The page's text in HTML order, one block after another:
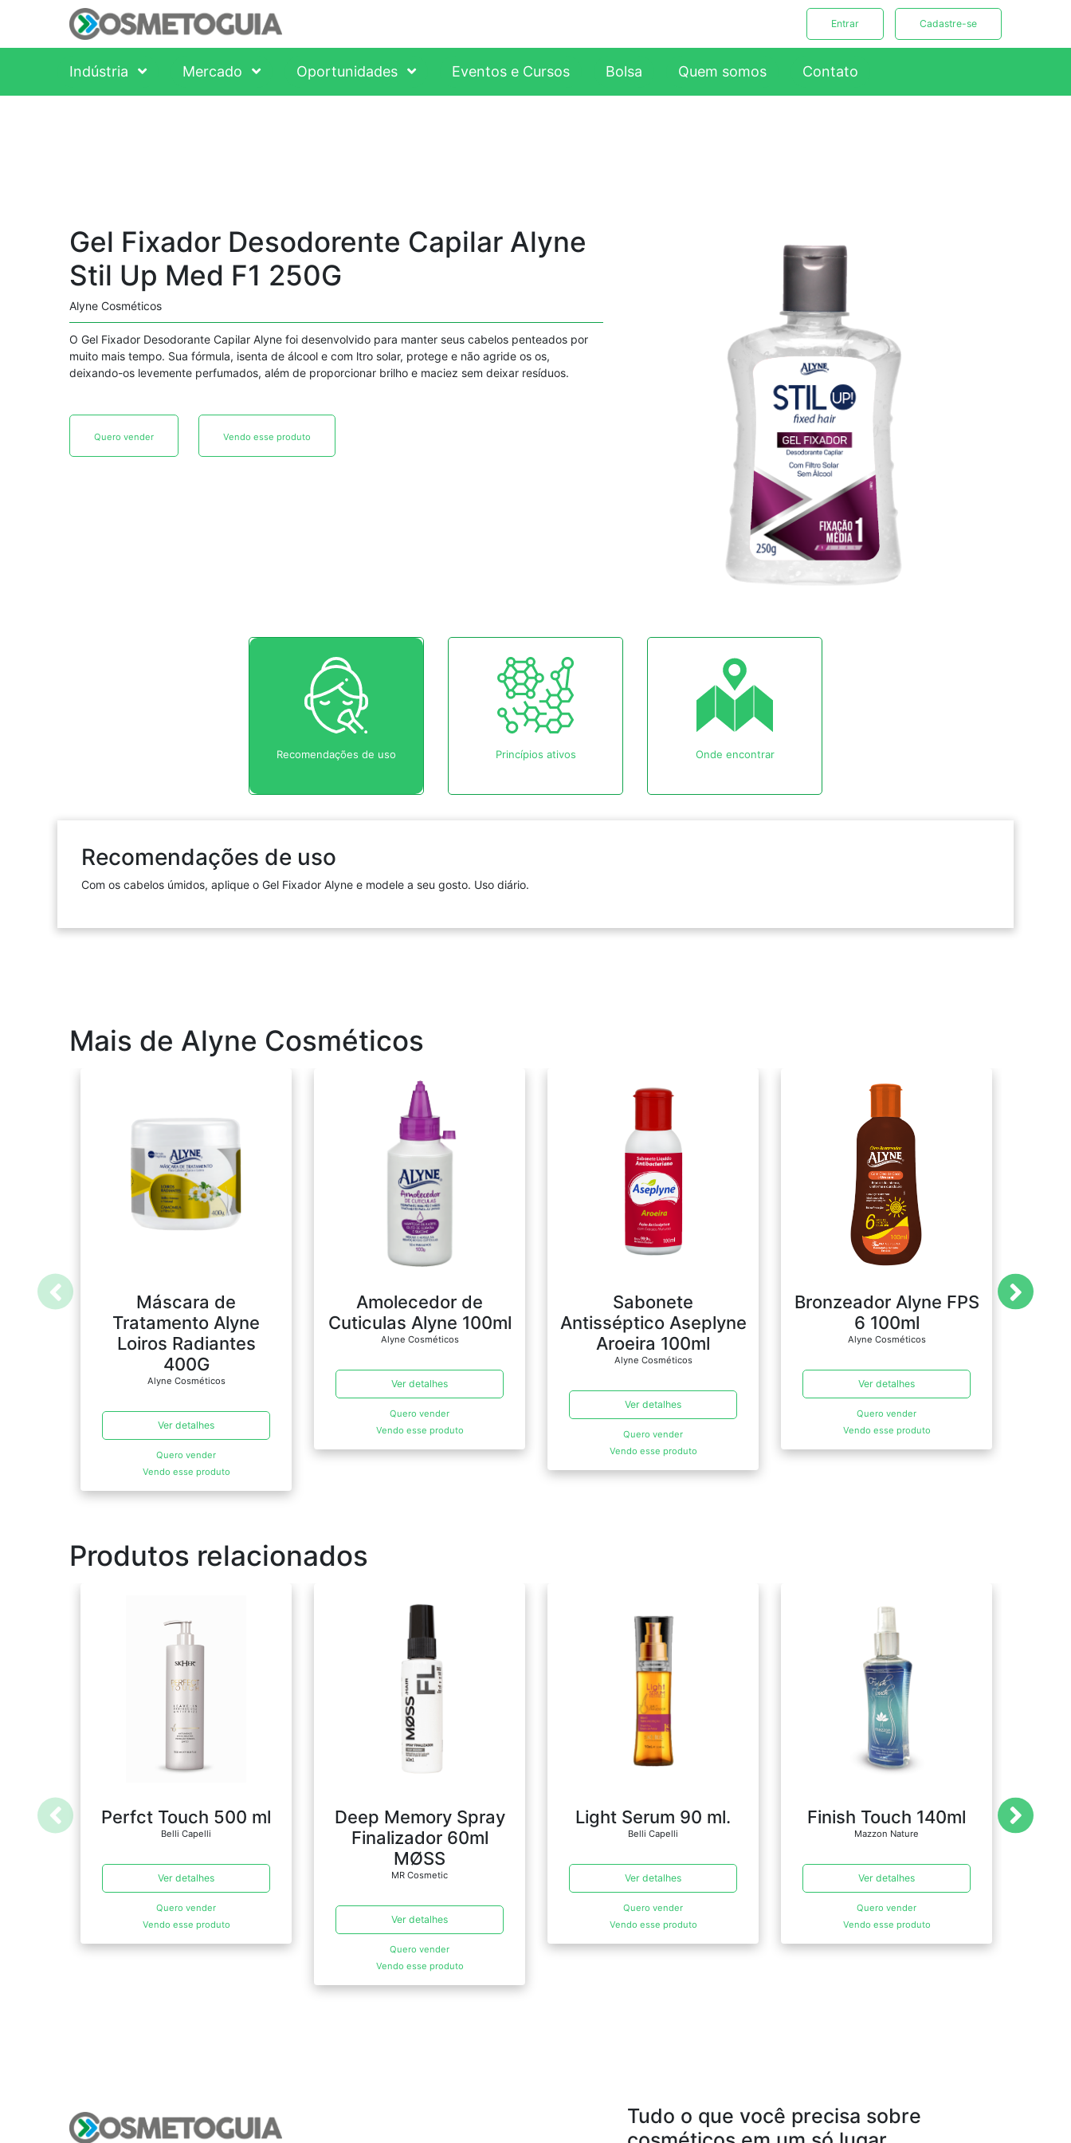
Entrar Cadastre-se
Indústria Mercado Oportunidades Eventos e Cursos Bolsa Quem somos Contato
Gel Fixador Desodorente Capilar Alyne
Stil Up Med F1 250G
Alyne Cosméticos
O Gel Fixador Desodorante Capilar Alyne foi desenvolvido para manter seus cabelos penteados por
muito mais tempo. Sua fórmula, isenta de álcool e com ltro solar, protege e não agride os os,
deixando-os levemente perfumados, além de proporcionar brilho e maciez sem deixar resíduos.
Quero vender Vendo esse produto
Recomendações de uso Princípios ativos Onde encontrar
Recomendações de uso
Com os cabelos úmidos, aplique o Gel Fixador Alyne e modele a seu gosto. Uso diário.
Mais de Alyne Cosméticos
Máscara de
Tratamento Alyne
Loiros Radiantes
400G
Alyne Cosméticos
Ver detalhes
Quero vender
Vendo esse produto
Amolecedor de
Cuticulas Alyne 100ml
Alyne Cosméticos
Ver detalhes
Quero vender
Vendo esse produto
Sabonete
Antisséptico Aseplyne
Aroeira 100ml
Alyne Cosméticos
Ver detalhes
Quero vender
Vendo esse produto
Bronzeador Alyne FPS
6 100ml
Alyne Cosméticos
Ver detalhes
Quero vender
Vendo esse produto
Produtos relacionados
Perfct Touch 500 ml
Belli Capelli
Ver detalhes
Quero vender
Vendo esse produto
Deep Memory Spray
Finalizador 60ml
MØSS
MR Cosmetic
Ver detalhes
Quero vender
Vendo esse produto
Light Serum 90 ml.
Belli Capelli
Ver detalhes
Quero vender
Vendo esse produto
Finish Touch 140ml
Mazzon Nature
Ver detalhes
Quero vender
Vendo esse produto
Tudo o que você precisa sobre